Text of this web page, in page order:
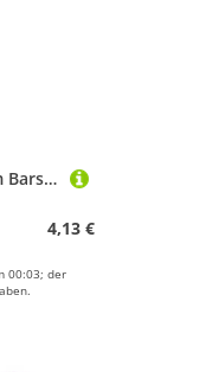
dzqad Spinnerköder Zum Barschangeln - Angelköder Mit Haken,Angelzubehör für Süßwasser Barsch Kayak Meer Outdoor See Boot Camping Ufer Fluss
4,13 €
00:03; der